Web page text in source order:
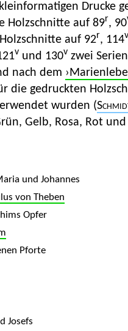
Drucke
Holzschnitte auf 89r, 90
auf 92r, 114v
v und 130v zwei
nach dem
die gedruckten
wurden (
Gelb, Rosa, Rot
und Johannes
von Theben
Opfer
Pforte
Josefs